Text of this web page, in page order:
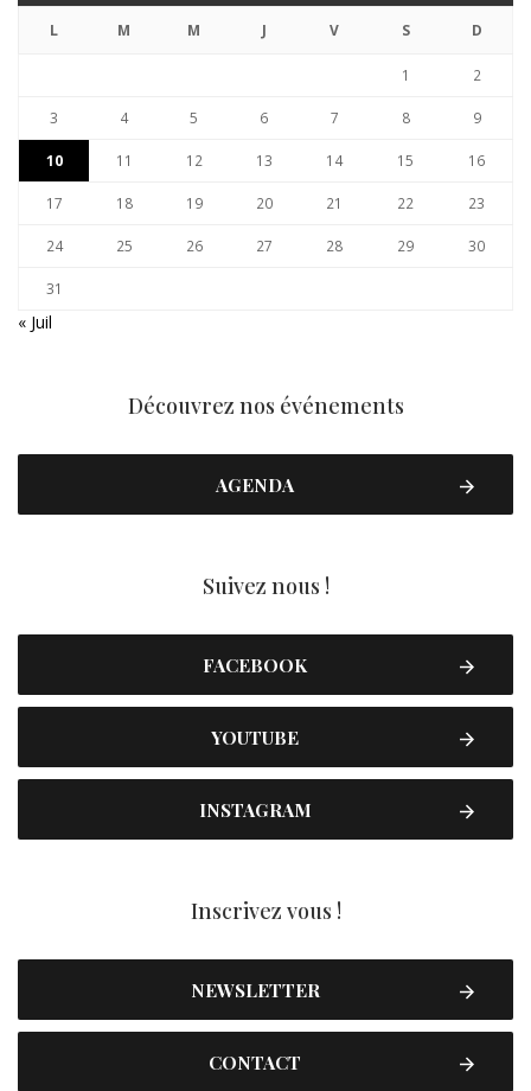
L M M J V S D
1 2
3 4 5 6 7 8 9
10 11 12 13 14 15 16
17 18 19 20 21 22 23
24 25 26 27 28 29 30
31
« Juil
Découvrez nos événements
AGENDA
Suivez nous !
FACEBOOK
YOUTUBE
INSTAGRAM
Inscrivez vous !
NEWSLETTER
CONTACT